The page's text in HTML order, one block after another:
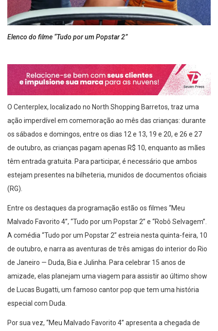
Elenco do filme “Tudo por um Popstar 2”
O Centerplex, localizado no North Shopping Barretos, traz uma
ação imperdível em comemoração ao mês das crianças: durante
os sábados e domingos, entre os dias 12 e 13, 19 e 20, e 26 e 27
de outubro, as crianças pagam apenas R$ 10, enquanto as mães
têm entrada gratuita. Para participar, é necessário que ambos
estejam presentes na bilheteria, munidos de documentos oficiais
(RG).
Entre os destaques da programação estão os filmes “Meu
Malvado Favorito 4”, “Tudo por um Popstar 2” e “Robô Selvagem”.
A comédia “Tudo por um Popstar 2” estreia nesta quinta-feira, 10
de outubro, e narra as aventuras de três amigas do interior do Rio
de Janeiro — Duda, Bia e Julinha. Para celebrar 15 anos de
amizade, elas planejam uma viagem para assistir ao último show
de Lucas Bugatti, um famoso cantor pop que tem uma história
especial com Duda.
Por sua vez, “Meu Malvado Favorito 4” apresenta a chegada de